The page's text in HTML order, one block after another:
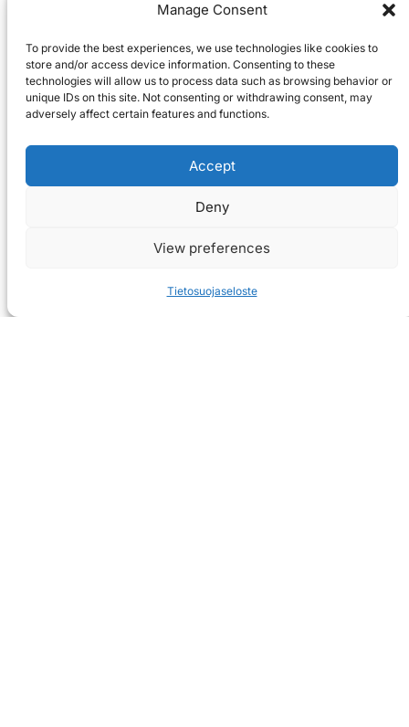
Manage Consent
To provide the best experiences, we use technologies like cookies to
store and/or access device information. Consenting to these
technologies will allow us to process data such as browsing behavior or
unique IDs on this site. Not consenting or withdrawing consent, may
adversely affect certain features and functions.
Accept
Deny
View preferences
Tietosuojaseloste